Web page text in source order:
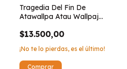
Tragedia Del Fin De
Atawallpa Atau Wallpaj
$13.500,00
¡No te lo pierdas, es el último!